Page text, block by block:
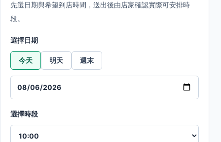
先選日期與希望到店時間，送出後由店家確認實際可安排時
段。
選擇日期
今天 明天 週末
選擇時段